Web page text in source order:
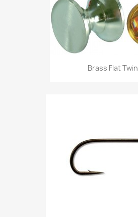
Brass Flat Twin